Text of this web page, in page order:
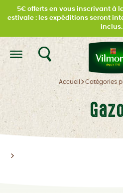
5€ offerts en vous inscrivant à
estivale : les expéditions seront
inclus.
Accueil Catégories